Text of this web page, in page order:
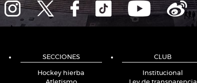
SECCIONES
Hockey hierba
CLUB
Institucional